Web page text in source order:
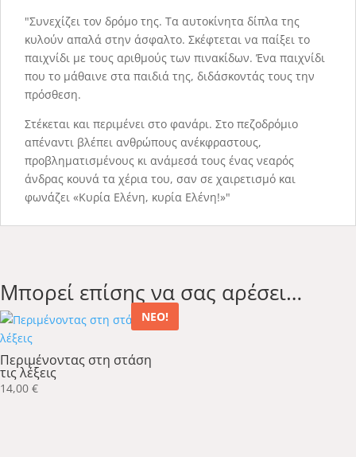
"Συνεχίζει τον δρόμο της. Τα αυτοκίνητα δίπλα της
κυλούν απαλά στην άσφαλτο. Σκέφτεται να παίξει το
παιχνίδι με τους αριθμούς των πινακίδων. Ένα παιχνίδι
που το μάθαινε στα παιδιά της, διδάσκοντάς τους την
πρόσθεση.
Στέκεται και περιμένει στο φανάρι. Στο πεζοδρόμιο
απέναντι βλέπει ανθρώπους ανέκφραστους,
προβληματισμένους κι ανάμεσά τους ένας νεαρός
άνδρας κουνά τα χέρια του, σαν σε χαιρετισμό και
φωνάζει «Κυρία Ελένη, κυρία Ελένη!»"
Μπορεί επίσης να σας αρέσει…
ΝΕΟ!
Περιμένοντας στη στάση
τις λέξεις
14,00 €